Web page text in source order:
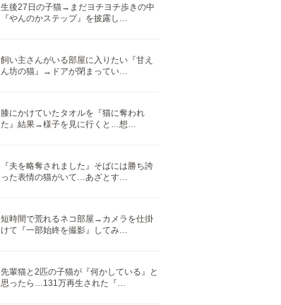
生後27日の子猫→まだヨチヨチ歩きの中
『やんのかステップ』を披露し…
飼い主さんがいる部屋に入りたい『甘え
ん坊の猫』→ドアが閉まってい…
膝にかけていたタオルを『猫に奪われ
た』結果→様子を見に行くと…想…
『夫を略奪されました』そばには勝ち誇
った表情の猫がいて…あざとす…
短時間で荒れるネコ部屋→カメラを仕掛
けて『一部始終を撮影』してみ…
先輩猫と2匹の子猫が『何かしている』と
思ったら…131万再生された『…